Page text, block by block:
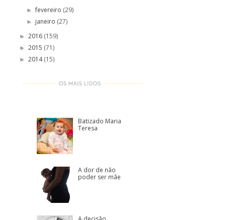
►fevereiro (29)
► janeiro (27)
► 2016 (159)
► 2015 (71)
► 2014(15)
Batizado Maria
Teresa
A dor de não
poder ser mãe